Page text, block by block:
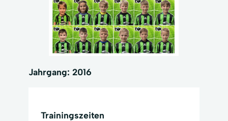
Jahrgang: 2016
Trainingszeiten